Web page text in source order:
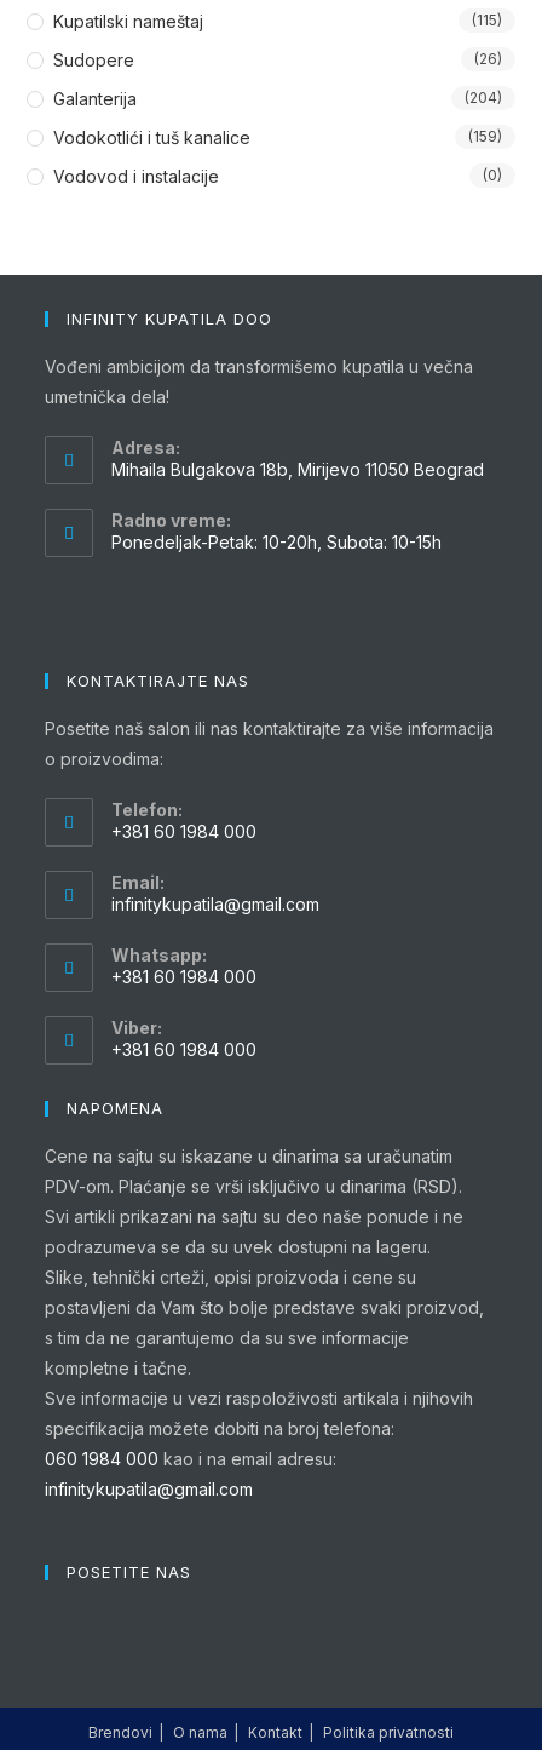
Kupatilski nameštaj (115)
Sudopere (26)
Galanterija (204)
Vodokotlići i tuš kanalice (159)
Vodovod i instalacije (0)
INFINITY KUPATILA DOO
Vođeni ambicijom da transformišemo kupatila u večna
umetnička dela!
Adresa:
Mihaila Bulgakova 18b, Mirijevo 11050 Beograd
Radno vreme:
Ponedeljak-Petak: 10-20h, Subota: 10-15h
KONTAKTIRAJTE NAS
Posetite naš salon ili nas kontaktirajte za više informacija
o proizvodima:
Telefon:
+381 60 1984 000
in
your
application
Email:
infinitykupatila@gmail.com
Whatsapp:
+381 60 1984 000
in
your
Viber:
+381 60 1984 000
in
application
NAPOMENA
Cene na sajtu su iskazane u dinarima sa uračunatim
PDV-om. Plaćanje se vrši isključivo u dinarima (RSD).
Svi artikli prikazani na sajtu su deo naše ponude i ne
podrazumeva se da su uvek dostupni na lageru.
Slike, tehnički crteži, opisi proizvoda i cene su
postavljeni da Vam što bolje predstave svaki proizvod,
s tim da ne garantujemo da su sve informacije
kompletne i tačne.
Sve informacije u vezi raspoloživosti artikala i njihovih
specifikacija možete dobiti na broj telefona:
060 1984 000 kao i na email adresu:
infinitykupatila@gmail.com
POSETITE NAS
Brendovi O nama Kontakt Politika privatnosti